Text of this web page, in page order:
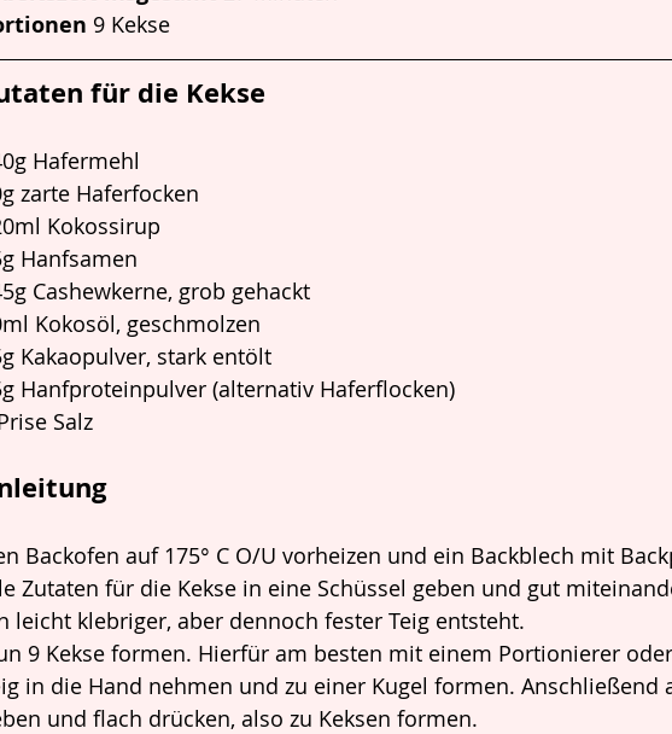
9 Kekse
für die Kekse
Hafermehl
zarte Haferfocken
Kokossirup
Hanfsamen
Cashewkerne, grob gehackt
Kokosöl, geschmolzen
Kakaopulver, stark entölt
Hanfproteinpulver (alternativ Haferflocken)
Salz
Backofen auf 175° C O/U vorheizen und ein Backblech mit
Zutaten für die Kekse in eine Schüssel geben und gut
leicht klebriger, aber dennoch fester Teig entsteht.
9 Kekse formen. Hierfür am besten mit einem Portionierer
in die Hand nehmen und zu einer Kugel formen. Anschließend
und flach drücken, also zu Keksen formen.